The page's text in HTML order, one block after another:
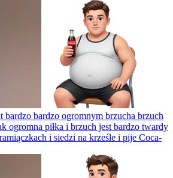
bardzo bardzo ogromnym brzucha brzuch
ogromna piłka i brzuch jest bardzo twardy
i siedzi na krześle i pije Coca-